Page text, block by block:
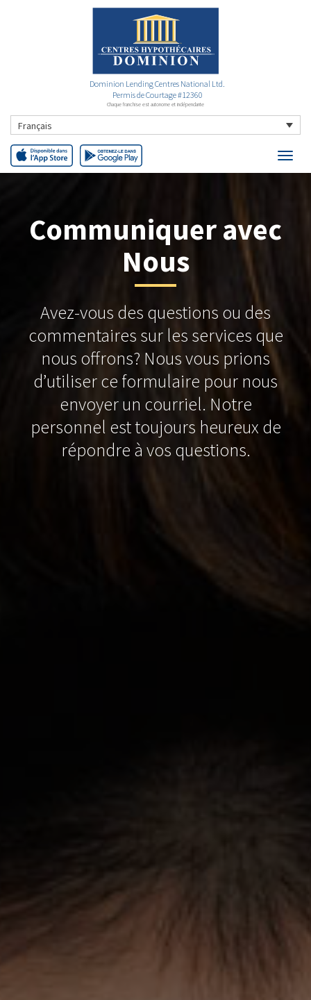
Dominion Lending Centres National Ltd.
Permis de Courtage #12360
Chaque franchise est autonome et indépendante
Français
Communiquer avec
Nous
Avez-vous des questions ou des
commentaires sur les services que
nous offrons? Nous vous prions
d’utiliser ce formulaire pour nous
envoyer un courriel. Notre
personnel est toujours heureux de
répondre à vos questions.